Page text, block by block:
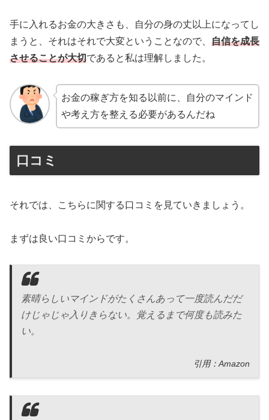
手に入れるお金の大きさも、自分の身の丈以上になってし
まうと、それはそれで大変ということなので、 自信を成長
させることが大切であると私は理解しました。
お金の稼ぎ方を知る以前に、自分のマインド
や考え方を整える必要があるんだね
口コミ
それでは、こちらに関する口コミを見ていきましょう。
まずは良い口コミからです。
素晴らしいマインドがたくさんあって一度読んだだ
けじゃじゃ入りきらない。覚えるまで何度も読みた
い。
引用：Amazon